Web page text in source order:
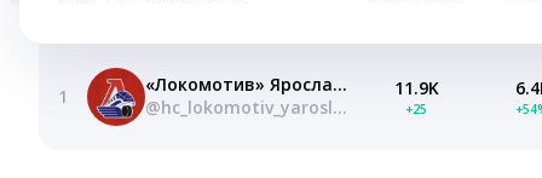
1
«Локомотив» Ярославль
@hc_lokomotiv_yaroslavl
11.9K
+25